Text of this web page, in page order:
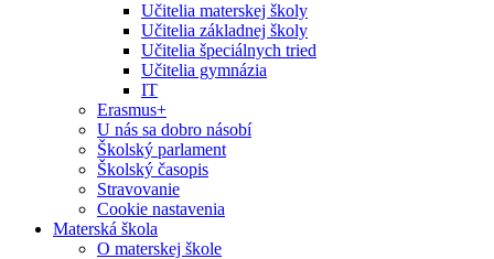
Učitelia materskej školy
Učitelia základnej školy
Učitelia špeciálnych tried
Učitelia gymnázia
IT
Erasmus+
U nás sa dobro násobí
Školský parlament
Školský časopis
Stravovanie
Cookie nastavenia
Materská škola
O materskej škole